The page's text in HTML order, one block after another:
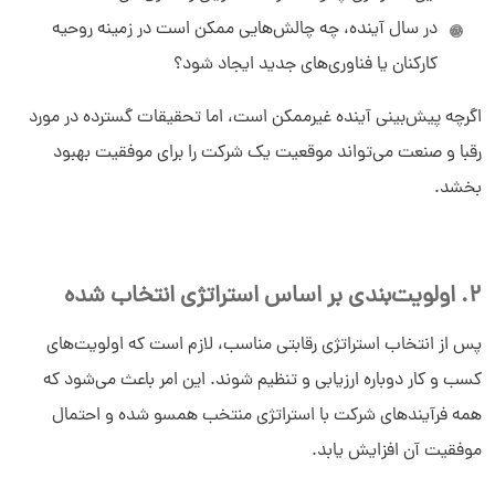
در سال آینده، چه چالش‌هایی ممکن است در زمینه روحیه
کارکنان یا فناوری‌های جدید ایجاد شود؟
اگرچه پیش‌بینی آینده غیرممکن است، اما تحقیقات گسترده در مورد
رقبا و صنعت می‌تواند موقعیت یک شرکت را برای موفقیت بهبود
بخشد.
2. اولویت‌بندی بر اساس استراتژی انتخاب ‌شده
پس از انتخاب استراتژی رقابتی مناسب، لازم است که اولویت‌های
کسب و کار دوباره ارزیابی و تنظیم شوند. این امر باعث می‌شود که
همه فرآیندهای شرکت با استراتژی منتخب همسو شده و احتمال
موفقیت آن افزایش یابد.